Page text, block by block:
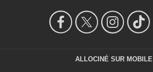
ALLOCINÉ SUR MOBILE